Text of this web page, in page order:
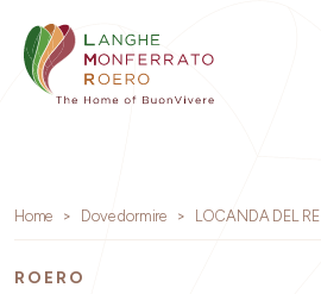
Home Dove dormire LOCANDA DEL RE
ROERO